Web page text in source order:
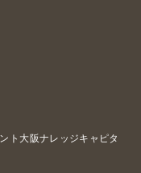
ト大阪ナレッジキャピタ